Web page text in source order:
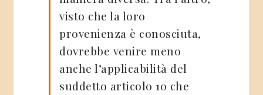
visto che la loro
provenienza è conosciuta,
dovrebbe venire meno
anche l’applicabilità del
suddetto articolo 10 che